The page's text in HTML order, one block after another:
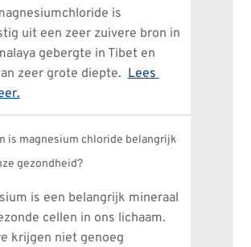
is
uit een zeer zuivere bron in
gebergte in Tibet en
zeer grote diepte. Lees
is magnesium chloride belangrijk
gezondheid?
is een belangrijk mineraal
cellen in ons lichaam.
krijgen niet genoeg